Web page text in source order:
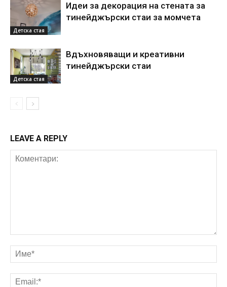
Детска стая
Идеи за декорация на стената за
тинейджърски стаи за момчета
Детска стая
Вдъхновяващи и креативни
тинейджърски стаи
LEAVE A REPLY